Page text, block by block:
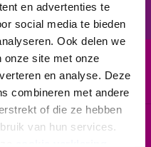
en advertenties te
social media te bieden
Ook delen we
onze site met onze
en analyse. Deze
combineren met andere
of die ze hebben
van hun services.